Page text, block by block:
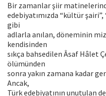
Bir zamanlar şiir
edebiyatımızda “kültür
gibi
adlarla anılan, döneminin
kendisinden
sıkça bahsedilen Âsaf Hâlet
ölümünden
sonra yakın zamana kadar
Ancak,
Türk edebiyatının unutulan